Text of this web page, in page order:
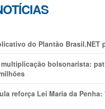
do Plantão Brasil.NET
bolsonarista:
reforça Lei Maria da